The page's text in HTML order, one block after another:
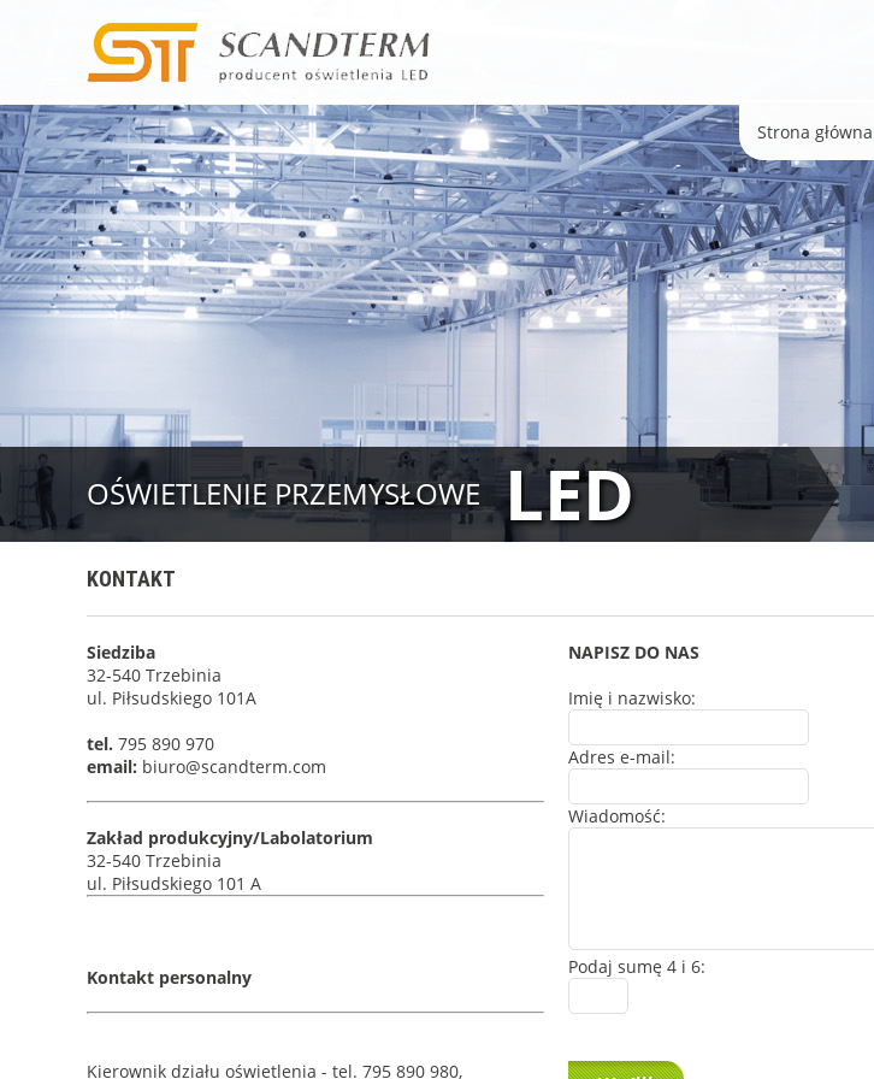
Strona główna
OŚWIETLENIE PRZEMYSŁOWE LED
KONTAKT
Siedziba
32-540 Trzebinia
ul. Piłsudskiego 101A
tel. 795 890 970
email: biuro@scandterm.com
Zakład produkcyjny/Labolatorium
32-540 Trzebinia
ul. Piłsudskiego 101 A
Kontakt personalny
Kierownik działu oświetlenia - tel. 795 890 980,
NAPISZ DO NAS
Imię i nazwisko:
Adres e-mail:
Wiadomość:
Podaj sumę 4 i 6: